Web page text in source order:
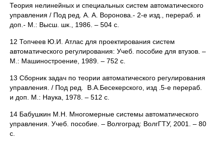
Теория нелинейных и специальных систем автоматического
управления / Под ред. А. А. Воронова.- 2-е изд., перераб. и
доп.- М.: Высш. шк., 1986. – 504 с.
12 Топчеев Ю.И. Атлас для проектирования систем
автоматического регулирования: Учеб. пособие для втузов. –
М.: Машиностроение, 1989. – 752 с.
13 Сборник задач по теории автоматического регулирования
управления. / Под ред. В.А.Бесекерского, изд .5-е перераб.
и доп. М.: Наука, 1978. – 512 с.
14 Бабушкин М.Н. Многомерные системы автоматического
управления. Учеб. пособие. – Волгоград: ВолгГТУ, 2001. – 80
с.